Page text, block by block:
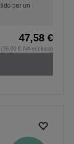
per un
47,58 €
€ IVA esclusa)